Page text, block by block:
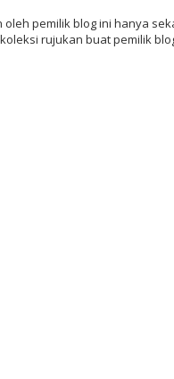
oleh pemilik blog ini hanya
rujukan buat pemilik